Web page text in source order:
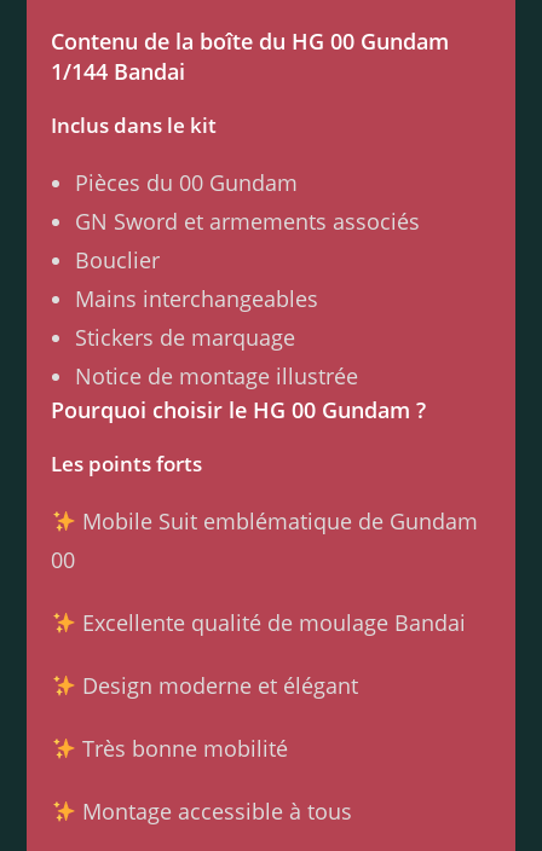
Contenu de la boîte du HG 00 Gundam
1/144 Bandai
Inclus dans le kit
Pièces du 00 Gundam
GN Sword et armements associés
Bouclier
Mains interchangeables
Stickers de marquage
Notice de montage illustrée
Pourquoi choisir le HG 00 Gundam ?
Les points forts
Mobile Suit emblématique de Gundam
00
Excellente qualité de moulage Bandai
Design moderne et élégant
Très bonne mobilité
Montage accessible à tous